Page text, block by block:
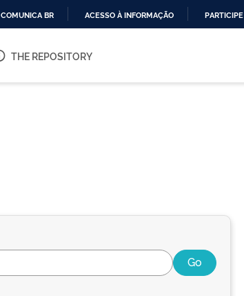
O
COMUNICA BR ACESSO À INFORMAÇÃO PARTICIPE
THE REPOSITORY